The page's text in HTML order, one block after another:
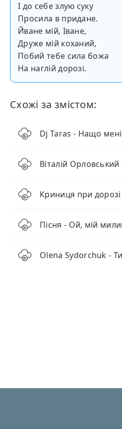
І до себе злую суку
Просила в придане.
Йване мій, Іване,
Друже мій коханий,
Побий тебе сила божа
На наглій дорозі.
Схожі за змістом:
Dj Taras - Нащо
Віталій
Криниця при
Olena Sydorchuk -